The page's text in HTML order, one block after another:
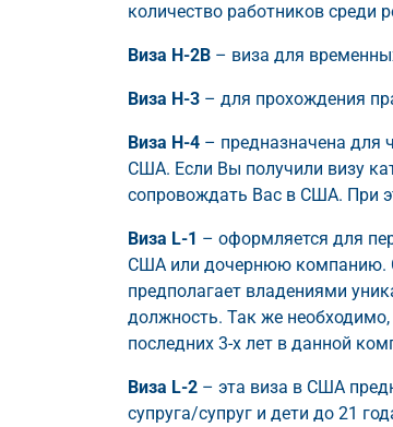
количество работников среди
Виза H-2В – виза для
Виза H-3 – для прохождения
Виза H-4 – предназначена для
США. Если Вы получили визу
сопровождать Вас в США. При
Виза L-1 – оформляется для
США или дочернюю компанию.
предполагает владениями
должность. Так же необходимо,
последних 3-х лет в данной
Виза L-2 – эта виза в США
супруга/супруг и дети до 21